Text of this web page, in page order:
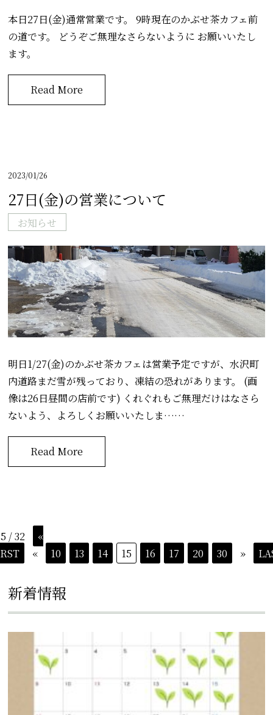
本日27日(金)通常営業です。 9時現在のかぶせ茶カフェ前
の道です。 どうぞご無理なさらないように お願いいたし
ます。
Read More
2023/01/26
27日(金)の営業について
お知らせ
明日1/27(金)のかぶせ茶カフェは営業予定ですが、水沢町
内道路まだ雪が残っており、凍結の恐れがあります。 (画
像は26日昼間の店前です) くれぐれもご無理だけはなさら
ないよう、よろしくお願いいたしま……
Read More
/ 32
«
« 10 13 14 15 16 17 20 30 »
新着情報